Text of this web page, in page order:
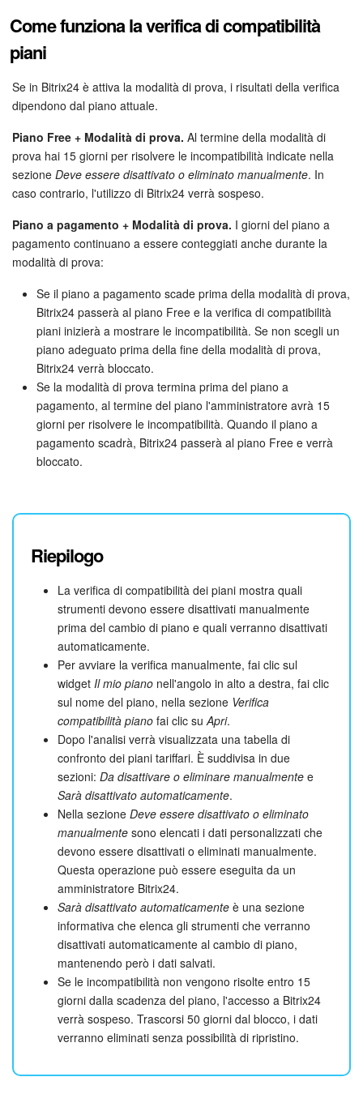
Come funziona la verifica di compatibilità
piani
Se in Bitrix24 è attiva la modalità di prova, i risultati della verifica
dipendono dal piano attuale.
Piano Free + Modalità di prova. Al termine della modalità di
prova hai 15 giorni per risolvere le incompatibilità indicate nella
sezione Deve essere disattivato o eliminato manualmente. In
caso contrario, l'utilizzo di Bitrix24 verrà sospeso.
Piano a pagamento + Modalità di prova. I giorni del piano a
pagamento continuano a essere conteggiati anche durante la
modalità di prova:
Se il piano a pagamento scade prima della modalità di prova,
Bitrix24 passerà al piano Free e la verifica di compatibilità
piani inizierà a mostrare le incompatibilità. Se non scegli un
piano adeguato prima della fine della modalità di prova,
Bitrix24 verrà bloccato.
Se la modalità di prova termina prima del piano a
pagamento, al termine del piano l'amministratore avrà 15
giorni per risolvere le incompatibilità. Quando il piano a
pagamento scadrà, Bitrix24 passerà al piano Free e verrà
bloccato.
Riepilogo
La verifica di compatibilità dei piani mostra quali
strumenti devono essere disattivati manualmente
prima del cambio di piano e quali verranno disattivati
automaticamente.
Per avviare la verifica manualmente, fai clic sul
widget Il mio piano nell'angolo in alto a destra, fai clic
sul nome del piano, nella sezione Verifica
compatibilità piano fai clic suApri.
Dopo l'analisi verrà visualizzata una tabella di
confronto dei piani tariffari. È suddivisa in due
sezioni: Da disattivare o eliminare manualmente e
Sarà disattivato automaticamente.
Nella sezione Deve essere disattivato o eliminato
manualmente sono elencati i dati personalizzati che
devono essere disattivati o eliminati manualmente.
Questa operazione può essere eseguita da un
amministratore Bitrix24.
Sarà disattivato automaticamente è una sezione
informativa che elenca gli strumenti che verranno
disattivati automaticamente al cambio di piano,
mantenendo però i dati salvati.
Se le incompatibilità non vengono risolte entro 15
giorni dalla scadenza del piano, l'accesso a Bitrix24
verrà sospeso. Trascorsi 50 giorni dal blocco, i dati
verranno eliminati senza possibilità di ripristino.